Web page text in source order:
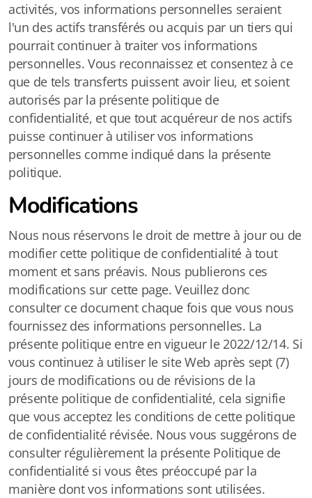
activités, vos informations personnelles seraient
l'un des actifs transférés ou acquis par un tiers qui
pourrait continuer à traiter vos informations
personnelles. Vous reconnaissez et consentez à ce
que de tels transferts puissent avoir lieu, et soient
autorisés par la présente politique de
confidentialité, et que tout acquéreur de nos actifs
puisse continuer à utiliser vos informations
personnelles comme indiqué dans la présente
politique.
Modifications
Nous nous réservons le droit de mettre à jour ou de
modifier cette politique de confidentialité à tout
moment et sans préavis. Nous publierons ces
modifications sur cette page. Veuillez donc
consulter ce document chaque fois que vous nous
fournissez des informations personnelles. La
présente politique entre en vigueur le 2022/12/14. Si
vous continuez à utiliser le site Web après sept (7)
jours de modifications ou de révisions de la
présente politique de confidentialité, cela signifie
que vous acceptez les conditions de cette politique
de confidentialité révisée. Nous vous suggérons de
consulter régulièrement la présente Politique de
confidentialité si vous êtes préoccupé par la
manière dont vos informations sont utilisées.